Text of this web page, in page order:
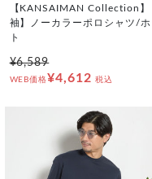
【KANSAIMAN Collection】
袖】ノーカラーポロシャツ/ホ
ト
¥6,589
WEB価格¥4,612 税込